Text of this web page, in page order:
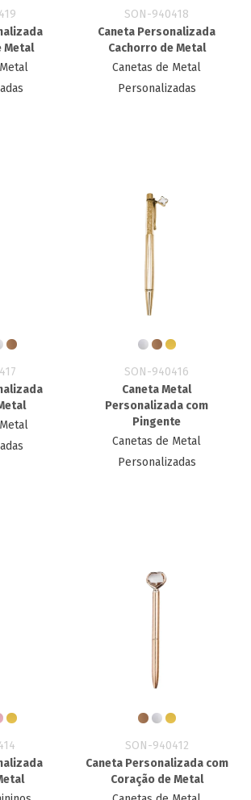
Metal
SON-940418
Caneta Personalizada
Cachorro de Metal
Canetas de Metal
Personalizadas
SON-940416
Caneta Metal
Personalizada com
Pingente
Canetas de Metal
Personalizadas
SON-940412
Caneta Personalizada com
Coração de Metal